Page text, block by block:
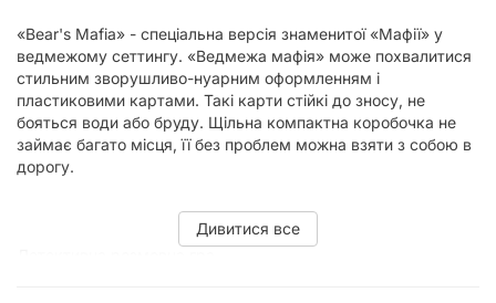
«Bear's Mafia» - спеціальна версія знаменитої «Мафії» у
ведмежому сеттингу. «Ведмежа мафія» може похвалитися
стильним зворушливо-нуарним оформленням і
пластиковими картами. Такі карти стійкі до зносу, не
бояться води або бруду. Щільна компактна коробочка не
займає багато місця, її без проблем можна взяти з собою в
дорогу.
Дивитися все